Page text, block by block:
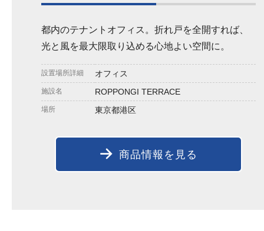
都内のテナントオフィス。折れ戸を全開すれば、
光と風を最大限取り込める心地よい空間に。
設置場所詳細 オフィス
施設名 ROPPONGI TERRACE
場所 東京都港区
商品情報を見る